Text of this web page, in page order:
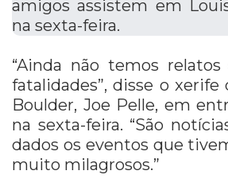
“Ainda não temos
fatalidades”, disse o xerife
Boulder, Joe Pelle, em
na sexta-feira. “São
dados os eventos que
muito milagrosos.”